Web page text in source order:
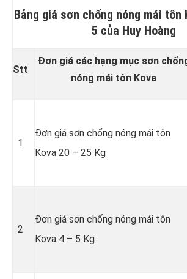
Bảng giá sơn chống nóng mái tôn
5 của Huy Hoàng
Stt
Đơn giá các hạng mục sơn
nóng mái tôn Kova
1
Đơn giá sơn chống nóng mái tôn
Kova 20 – 25 Kg
2
Đơn giá sơn chống nóng mái tôn
Kova 4 – 5 Kg